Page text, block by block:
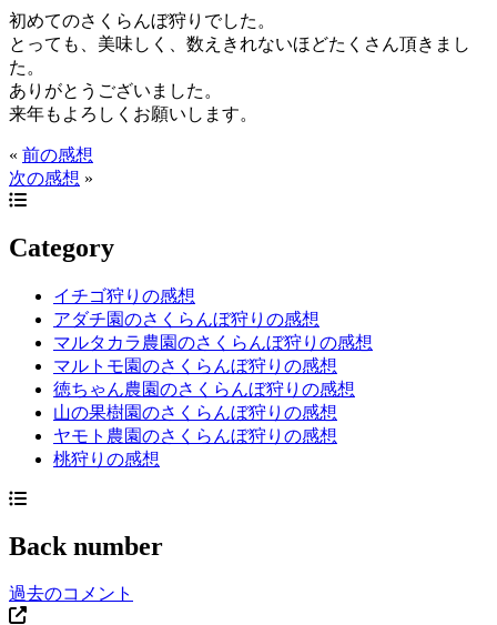
初めてのさくらんぼ狩りでした。
とっても、美味しく、数えきれないほどたくさん頂きまし
た。
ありがとうございました。
来年もよろしくお願いします。
« 前の感想
次の感想 »
Category
イチゴ狩りの感想
アダチ園のさくらんぼ狩りの感想
マルタカラ農園のさくらんぼ狩りの感想
マルトモ園のさくらんぼ狩りの感想
徳ちゃん農園のさくらんぼ狩りの感想
山の果樹園のさくらんぼ狩りの感想
ヤモト農園のさくらんぼ狩りの感想
桃狩りの感想
Back number
過去のコメント